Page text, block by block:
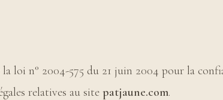
loi n° 2004-575 du 21 juin 2004 pour la
relatives au site patjaune.com.